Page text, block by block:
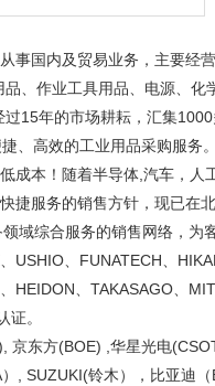
事国内及贸易业务，主要经
、作业工具用品、电源、
15年的市场耕耘，汇集
、高效的工业用品采购服务
成本！随着半导体,汽车，
捷服务的销售方针，现已在
域综合服务的销售网络，为
USHIO、FUNATECH、
HEIDON、TAKASAGO、
证。
京东方(BOE) ,华星光电
, SUZUKI(铃木），比亚迪